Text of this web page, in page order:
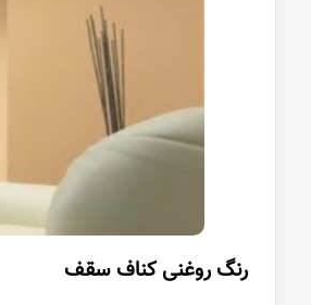
رنگ روغنی کناف سقف